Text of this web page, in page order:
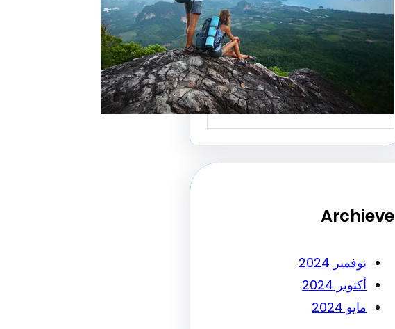
الزبائن وتحقيق النجاح
رقم شركة سياحة هو عامل
أساسي لجذب الزبائن وتحقيق
النجاح…
Archieve
نوفمبر 2024
أكتوبر 2024
مايو 2024